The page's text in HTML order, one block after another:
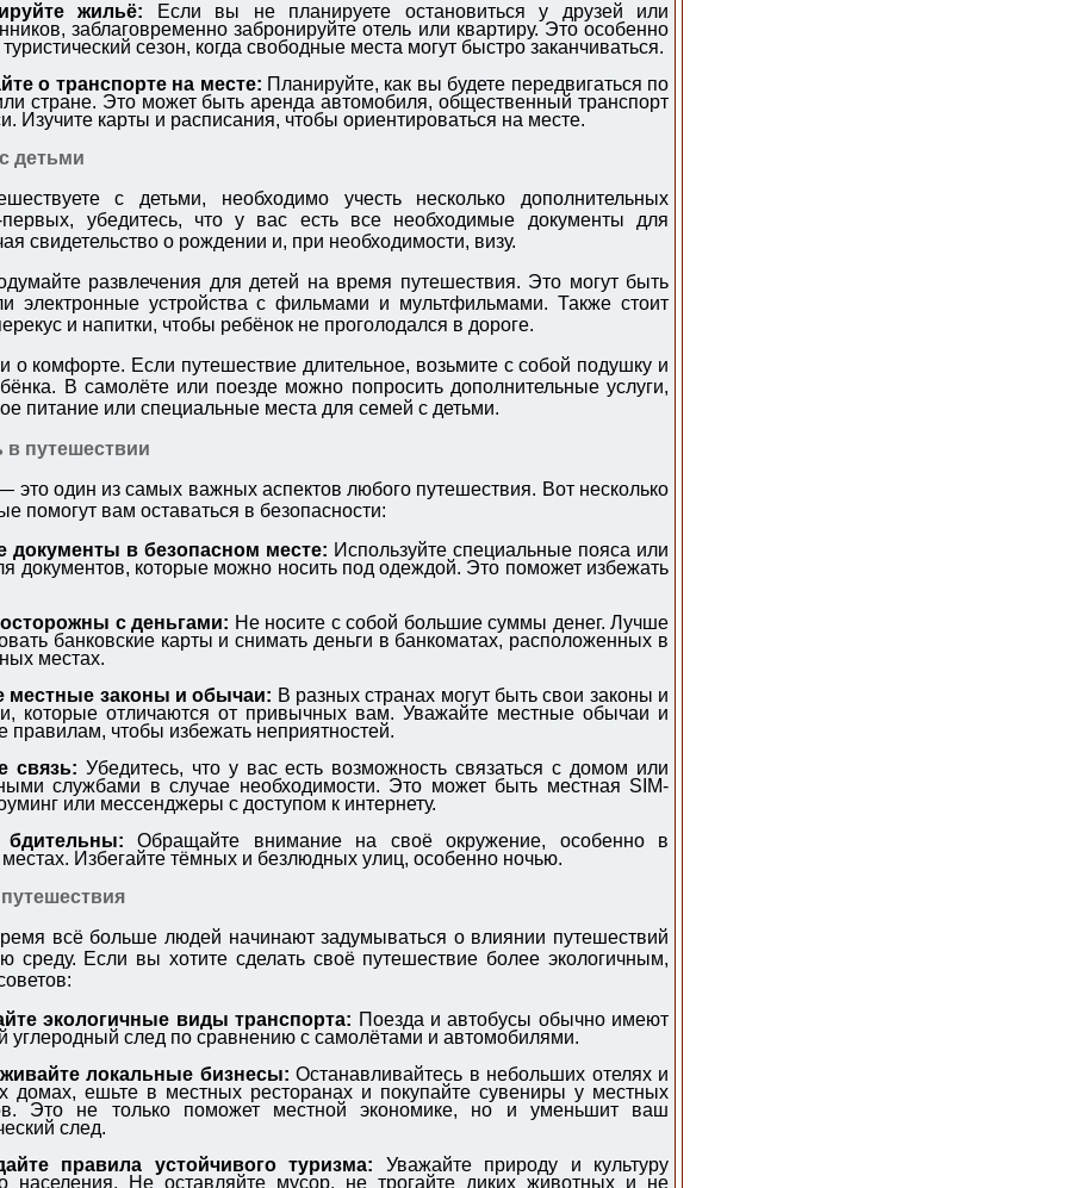
жильё: Если вы не планируете остановиться у друзей или
заблаговременно забронируйте отель или квартиру. Это особенно
сезон, когда свободные места могут быстро заканчиваться.
о транспорте на месте: Планируйте, как вы будете передвигаться по
стране. Это может быть аренда автомобиля, общественный транспорт
Изучите карты и расписания, чтобы ориентироваться на месте.
детьми
с детьми, необходимо учесть несколько дополнительных
убедитесь, что у вас есть все необходимые документы для
свидетельство о рождении и, при необходимости, визу.
развлечения для детей на время путешествия. Это могут быть
электронные устройства с фильмами и мультфильмами. Также стоит
и напитки, чтобы ребёнок не проголодался в дороге.
о комфорте. Если путешествие длительное, возьмите с собой подушку и
В самолёте или поезде можно попросить дополнительные услуги,
питание или специальные места для семей с детьми.
в путешествии
это один из самых важных аспектов любого путешествия. Вот несколько
помогут вам оставаться в безопасности:
документы в безопасном месте: Используйте специальные пояса или
документов, которые можно носить под одеждой. Это поможет избежать
осторожны с деньгами: Не носите с собой большие суммы денег. Лучше
банковские карты и снимать деньги в банкоматах, расположенных в
местах.
местные законы и обычаи: В разных странах могут быть свои законы и
которые отличаются от привычных вам. Уважайте местные обычаи и
правилам, чтобы избежать неприятностей.
связь: Убедитесь, что у вас есть возможность связаться с домом или
службами в случае необходимости. Это может быть местная SIM-
или мессенджеры с доступом к интернету.
бдительны: Обращайте внимание на своё окружение, особенно в
Избегайте тёмных и безлюдных улиц, особенно ночью.
всё больше людей начинают задумываться о влиянии путешествий
среду. Если вы хотите сделать своё путешествие более экологичным,
экологичные виды транспорта: Поезда и автобусы обычно имеют
углеродный след по сравнению с самолётами и автомобилями.
локальные бизнесы: Останавливайтесь в небольших отелях и
домах, ешьте в местных ресторанах и покупайте сувениры у местных
Это не только поможет местной экономике, но и уменьшит ваш
след.
правила устойчивого туризма: Уважайте природу и культуру
населения. Не оставляйте мусор, не трогайте диких животных и не